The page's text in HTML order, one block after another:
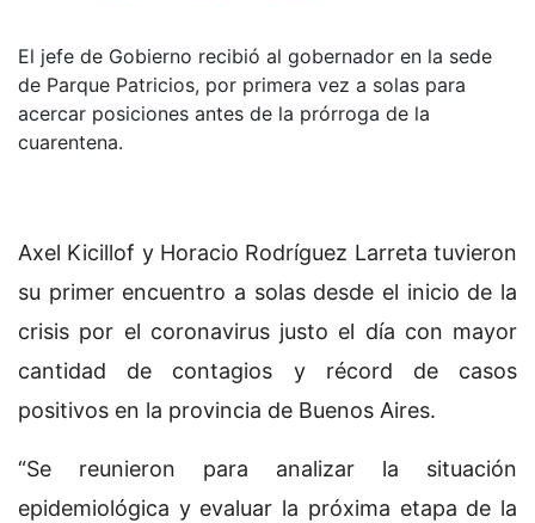
El jefe de Gobierno recibió al gobernador en la sede
de Parque Patricios, por primera vez a solas para
acercar posiciones antes de la prórroga de la
cuarentena.
Axel Kicillof y Horacio Rodríguez Larreta tuvieron
su primer encuentro a solas desde el inicio de la
crisis por el coronavirus justo el día con mayor
cantidad de contagios y récord de casos
positivos en la provincia de Buenos Aires.
“Se reunieron para analizar la situación
epidemiológica y evaluar la próxima etapa de la